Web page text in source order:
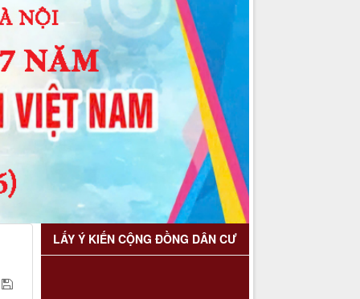
LẤY Ý KIẾN CỘNG ĐỒNG DÂN CƯ